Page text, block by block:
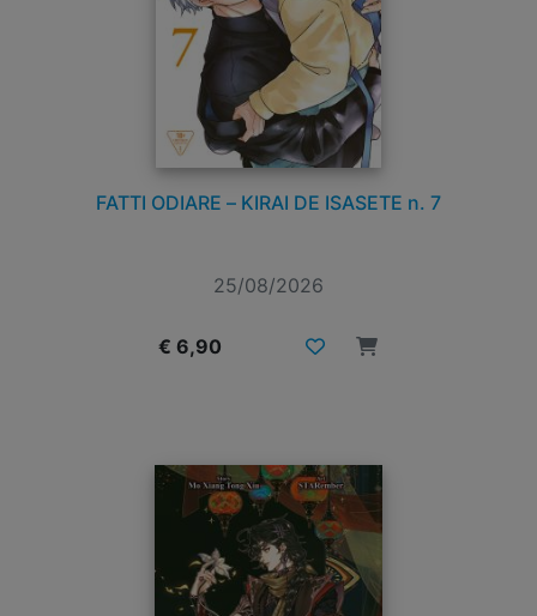
FATTI ODIARE – KIRAI DE ISASETE n. 7
25/08/2026
€ 6,90